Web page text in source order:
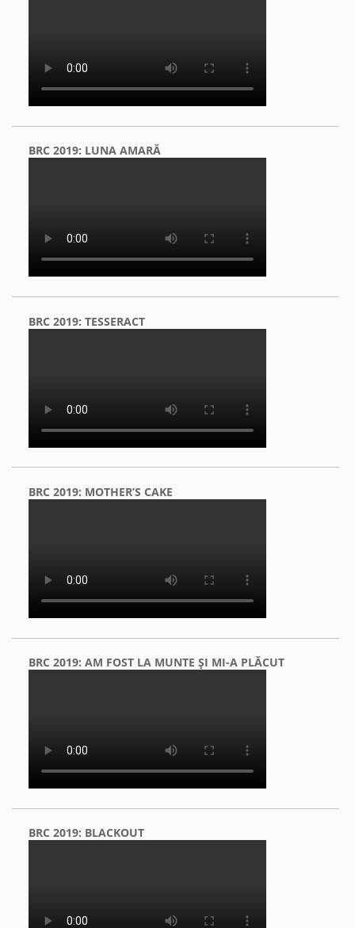
BRC 2019: LUNA AMARĂ
BRC 2019: TESSERACT
BRC 2019: MOTHER’S CAKE
BRC 2019: AM FOST LA MUNTE ŞI MI-A PLĂCUT
BRC 2019: BLACKOUT